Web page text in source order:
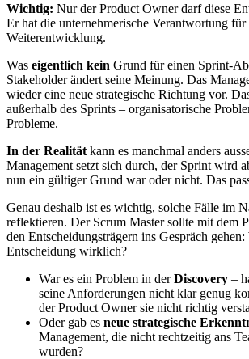
Wichtig: Nur der Product Owner darf diese
Er hat die unternehmerische Verantwortung für
Weiterentwicklung.
Was eigentlich kein Grund für einen Sprint-
Stakeholder ändert seine Meinung. Das
wieder eine neue strategische Richtung vor.
außerhalb des Sprints – organisatorische
Probleme.
In der Realität kann es manchmal anders
Management setzt sich durch, der Sprint wird
nun ein gültiger Grund war oder nicht. Das
Genau deshalb ist es wichtig, solche Fälle im
reflektieren. Der Scrum Master sollte mit dem
den Entscheidungsträgern ins Gespräch
Entscheidung wirklich?
War es ein Problem in derDiscovery –
seine Anforderungen nicht klar genug
der Product Owner sie nicht richtig
Oder gab es neue strategische
Management, die nicht rechtzeitig ans
wurden?